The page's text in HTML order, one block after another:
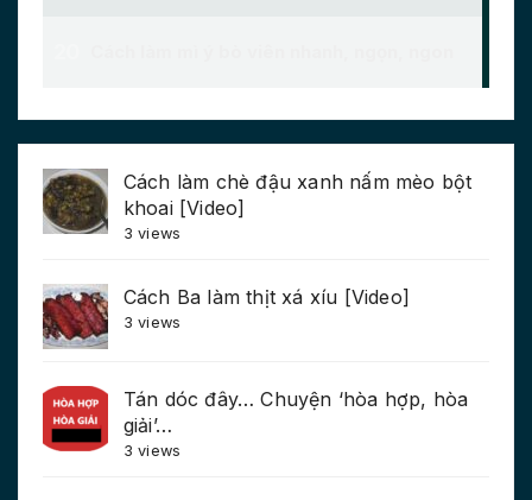
Cách làm chè đậu xanh nấm mèo bột
khoai [Video]
3 views
Cách Ba làm thịt xá xíu [Video]
3 views
Tán dóc đây… Chuyện ‘hòa hợp, hòa
giải’…
3 views